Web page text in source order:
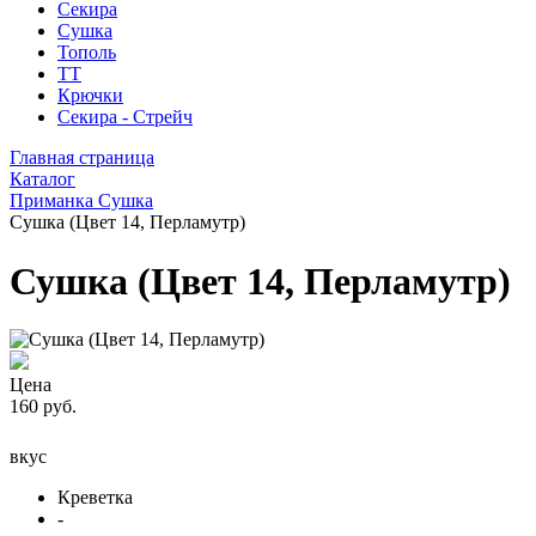
Секира
Сушка
Тополь
ТТ
Крючки
Секира - Стрейч
Главная страница
Каталог
Приманка Сушка
Сушка (Цвет 14, Перламутр)
Сушка (Цвет 14, Перламутр)
Цена
160 руб.
вкус
Креветка
-